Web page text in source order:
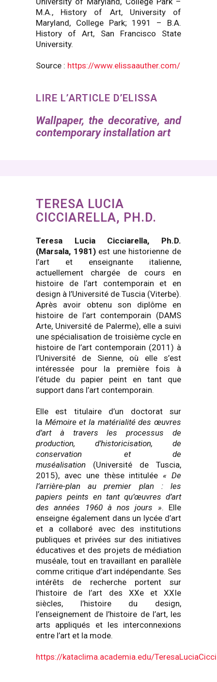
M.A., History of Art, University of
Maryland, College Park; 1991 – B.A.
History of Art, San Francisco State
University.
Source : https://www.elissaauther.com/
LIRE L’ARTICLE D’ELISSA
Wallpaper, the decorative, and
contemporary installation art
TERESA LUCIA
CICCIARELLA, PH.D.
Teresa Lucia Cicciarella, Ph.D.
(Marsala, 1981)est une historienne de
l’art et enseignante italienne,
actuellement chargée de cours en
histoire de l’art contemporain et en
design à l’Université de Tuscia (Viterbe).
Après avoir obtenu son diplôme en
histoire de l’art contemporain (DAMS
Arte, Université de Palerme), elle a suivi
une spécialisation de troisième cycle en
histoire de l’art contemporain (2011) à
l’Université de Sienne, où elle s’est
intéressée pour la première fois à
l’étude du papier peint en tant que
support dans l’art contemporain.
Elle est titulaire d’un doctorat sur
la Mémoire et la matérialité des œuvres
d’art à travers les processus de
production, d’historicisation, de
conservation et de
muséalisation (Université de Tuscia,
2015), avec une thèse intitulée « De
l’arrière-plan au premier plan : les
papiers peints en tant qu’œuvres d’art
des années 1960 à nos jours ». Elle
enseigne également dans un lycée d’art
et a collaboré avec des institutions
publiques et privées sur des initiatives
éducatives et des projets de médiation
muséale, tout en travaillant en parallèle
comme critique d’art indépendante. Ses
intérêts de recherche portent sur
l’histoire de l’art des XXe et XXIe
siècles, l’histoire du design,
l’enseignement de l’histoire de l’art, les
arts appliqués et les interconnexions
entre l’art et la mode.
https://kataclima.academia.edu/